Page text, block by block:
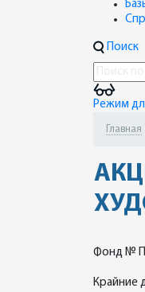
Поиск
Режим
Главная
Фонд №
Крайние